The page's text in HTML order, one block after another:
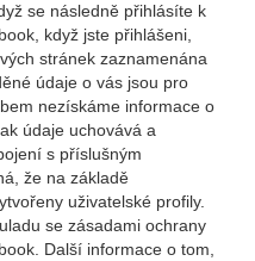
se následně přihlásíte k
když jste přihlášeni,
stránek zaznamenána
údaje o vás jsou pro
nezískáme informace o
údaje uchovává a
s příslušným
že na základě
uživatelské profily.
se zásadami ochrany
Další informace o tom,